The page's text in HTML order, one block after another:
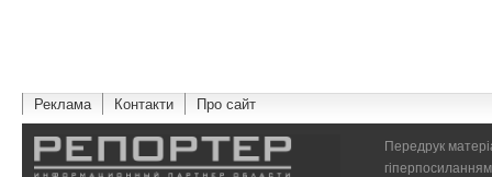
Реклама Контакти Про сайт
Передрук